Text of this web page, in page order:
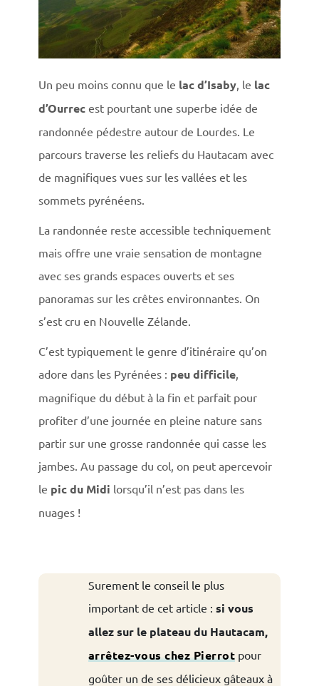
Un peu moins connu que le lac d’Isaby, le lac
d’Ourrecest pourtant une superbe idée de
randonnée pédestre autour de Lourdes. Le
parcours traverse les reliefs du Hautacam avec
de magnifiques vues sur les vallées et les
sommets pyrénéens.
La randonnée reste accessible techniquement
mais offre une vraie sensation de montagne
avec ses grands espaces ouverts et ses
panoramas sur les crêtes environnantes. On
s’est cru en Nouvelle Zélande.
C’est typiquement le genre d’itinéraire qu’on
adore dans les Pyrénées : peu difficile,
magnifique du début à la fin et parfait pour
profiter d’une journée en pleine nature sans
partir sur une grosse randonnée qui casse les
jambes. Au passage du col, on peut apercevoir
le pic du Midi lorsqu’il n’est pas dans les
nuages !
Surement le conseil le plus
important de cet article : si vous
allez sur le plateau du Hautacam,
arrêtez-vous chez Pierrot pour
goûter un de ses délicieux gâteaux à